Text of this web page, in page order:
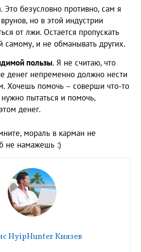
. Это безусловно противно, сам я
но в этой индустрии
от лжи. Остается пропускать
и не обманывать других.
пользы. Я не считаю, что
денег непременно должно нести
Хочешь помочь – соверши что-то
пытаться и помочь,
денег.
мораль в карман не
не намажешь :)
HyipHunter Князев